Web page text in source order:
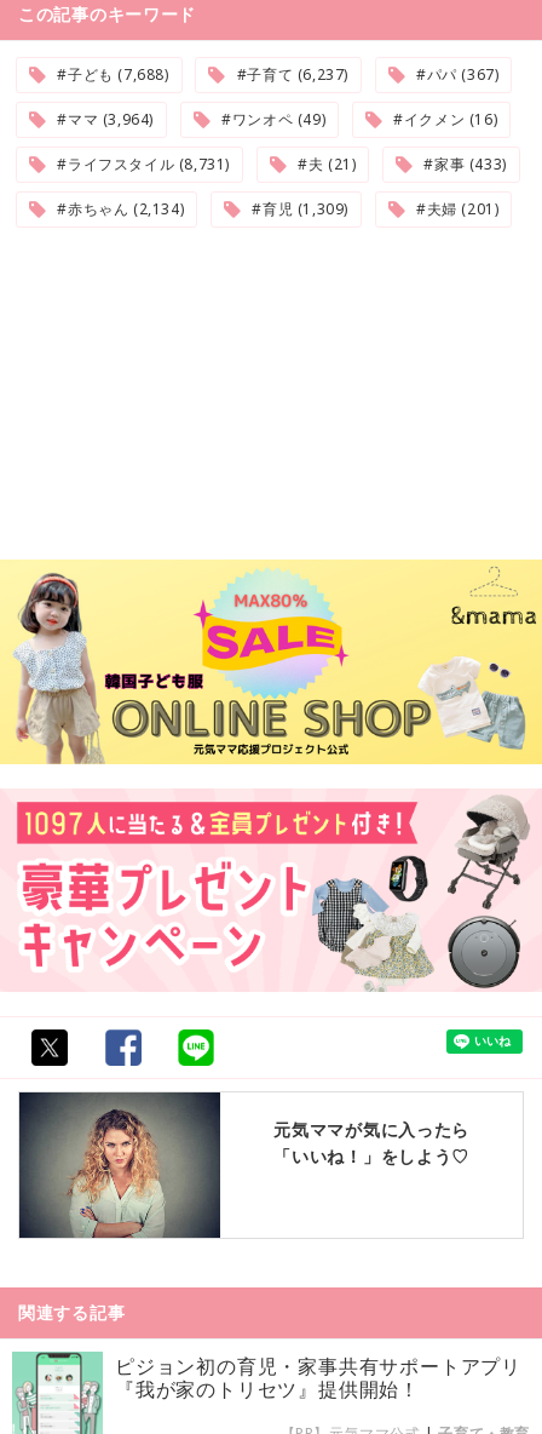
この記事のキーワード
#子ども (7,688) #子育て (6,237) #パパ (367)
#ママ (3,964) #ワンオペ (49) #イクメン (16)
#ライフスタイル (8,731) #夫 (21) #家事 (433)
#赤ちゃん (2,134) #育児 (1,309) #夫婦 (201)
元気ママが気に入ったら
「いいね！」をしよう♡
関連する記事
ピジョン初の育児・家事共有サポートアプリ
『我が家のトリセツ』提供開始！